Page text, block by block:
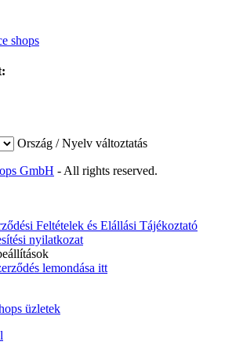
shops
Ország / Nyelv változtatás
GmbH - All rights reserved.
Feltételek és Elállási Tájékoztató
nyilatkozat
lemondása itt
üzletek